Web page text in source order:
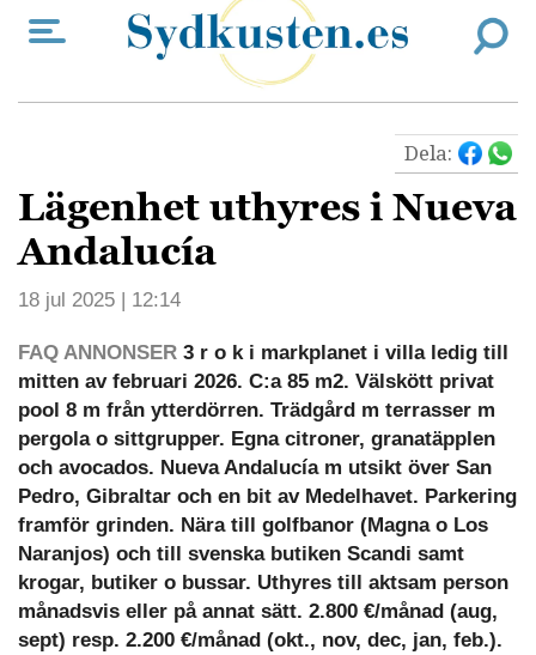
Dela:
Lägenhet uthyres i Nueva
Andalucía
18 jul 2025 | 12:14
FAQ ANNONSER 3 r o k i markplanet i villa ledig till
mitten av februari 2026. C:a 85 m2. Välskött privat
pool 8 m från ytterdörren. Trädgård m terrasser m
pergola o sittgrupper. Egna citroner, granatäpplen
och avocados. Nueva Andalucía m utsikt över San
Pedro, Gibraltar och en bit av Medelhavet. Parkering
framför grinden. Nära till golfbanor (Magna o Los
Naranjos) och till svenska butiken Scandi samt
krogar, butiker o bussar. Uthyres till aktsam person
månadsvis eller på annat sätt. 2.800 €/månad (aug,
sept) resp. 2.200 €/månad (okt., nov, dec, jan, feb.).